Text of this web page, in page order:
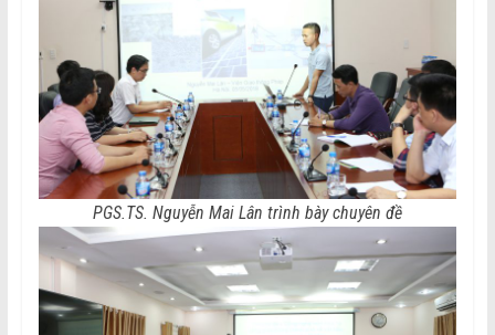
PGS.TS. Nguyễn Mai Lân trình bày chuyên đề